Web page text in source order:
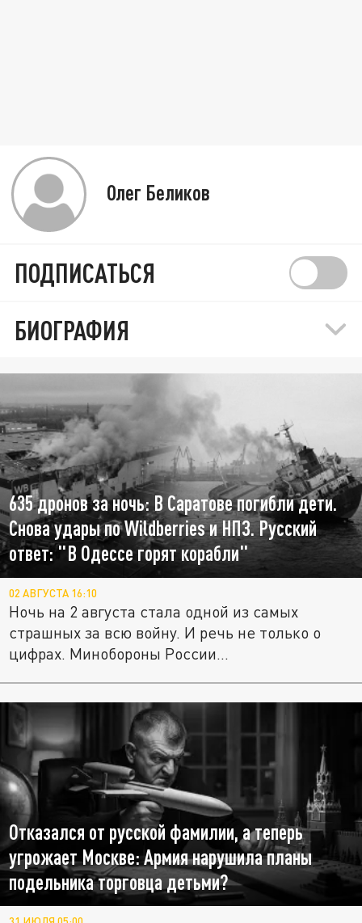
Олег Беликов
ПОДПИСАТЬСЯ
БИОГРАФИЯ
635 дронов за ночь: В Саратове погибли дети.
Снова удары по Wildberries и НПЗ. Русский
ответ: "В Одессе горят корабли"
02 АВГУСТА 16:10
Ночь на 2 августа стала одной из самых
страшных за всю войну. И речь не только о
цифрах. Минобороны России...
Отказался от русской фамилии, а теперь
угрожает Москве: Армия нарушила планы
подельника торговца детьми?